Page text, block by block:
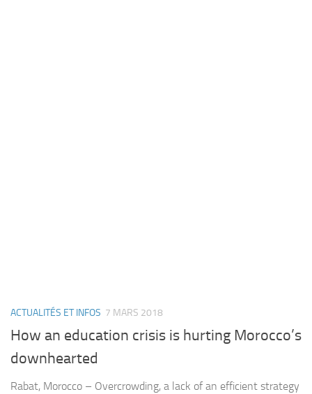
ACTUALITÉS ET INFOS 7 MARS 2018
How an education crisis is hurting Morocco’s
downhearted
Rabat, Morocco – Overcrowding, a lack of an efficient strategy